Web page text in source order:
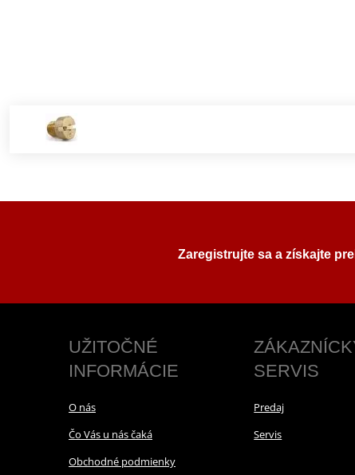
Zaregistrujte sa a získajte
UŽITOČNÉ
INFORMÁCIE
O nás
Čo Vás u nás čaká
Obchodné podmienky
SERVIS
Predaj
Servis